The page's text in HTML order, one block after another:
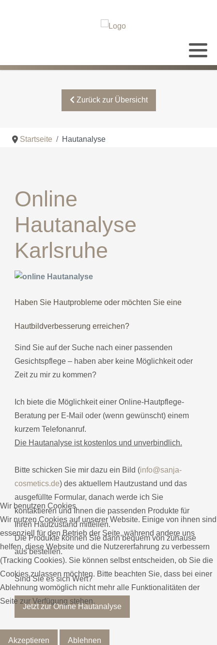
Zurück zur Übersicht
Startseite Hautanalyse
Online
Hautanalyse
Karlsruhe
Haben Sie Hautprobleme oder möchten Sie eine
Hautbildverbesserung erreichen?
Sind Sie auf der Suche nach einer passenden
Gesichtspflege – haben aber keine Möglichkeit oder
Zeit zu mir zu kommen?
Ich biete die Möglichkeit einer Online-Hautpflege-
Beratung per E-Mail oder (wenn gewünscht) einem
kurzem Telefonanruf.
Die Hautanalyse ist kostenlos und unverbindlich.
Bitte schicken Sie mir dazu ein Bild (info@sanja-
cosmetics.de) des aktuellem Hautzustand und das
ausgefüllte Formular, danach werde ich Sie
kontaktieren und Ihnen die passenden Produkte für
Ihren Hautzustand mitteilen.
Die Produkte können Sie dann bequem von zuhause
aus bestellen.
Sind Sie es sich Wert?
Jetzt zur Online Hautanalyse
Wir benutzen Cookies
Wir nutzen Cookies auf unserer Website. Einige von ihnen sind
essenziell für den Betrieb der Seite, während andere uns
helfen, diese Website und die Nutzererfahrung zu verbessern
(Tracking Cookies). Sie können selbst entscheiden, ob Sie die
Cookies zulassen möchten. Bitte beachten Sie, dass bei einer
Ablehnung womöglich nicht mehr alle Funktionalitäten der
Seite zur Verfügung stehen.
Akzeptieren Ablehnen
Massagen
Hände & Füße
Online-Shop
Info